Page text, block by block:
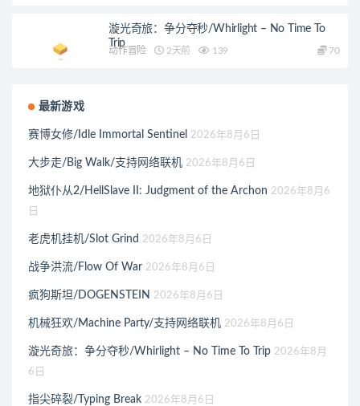
漩光奇旅：争分夺秒/Whirlight – No Time To
Trip
动作冒险 2天前 139 70
最新游戏
赛博女修/Idle Immortal Sentinel 2026年8月6日
大步走/Big Walk/支持网络联机 2026年8月6日
地狱仆从2/HellSlave II: Judgment of the Archon 2026年8月6
日
老虎机挂机/Slot Grind 2026年8月6日
战争洪流/Flow Of War 2026年8月6日
疯狗斯坦/DOGENSTEIN 2026年8月6日
机械狂欢/Machine Party/支持网络联机 2026年8月6日
漩光奇旅：争分夺秒/Whirlight – No Time To Trip 2026年8月
6日
指尖碎裂/Typing Break 2026年8月6日